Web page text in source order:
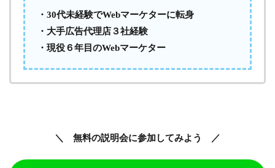
・30代未経験でWebマーケターに転身
・大手広告代理店３社経験
・現役６年目のWebマーケター
＼ 無料の説明会に参加してみよう ／